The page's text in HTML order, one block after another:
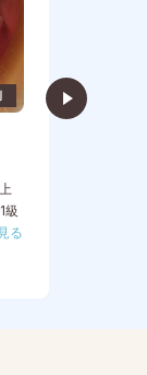
級
面
る